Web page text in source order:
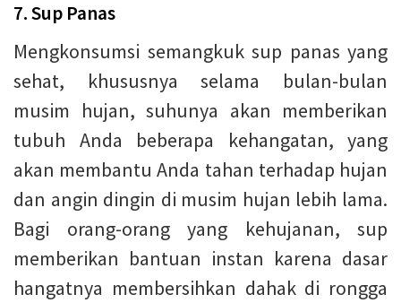
7. Sup Panas
Mengkonsumsi semangkuk sup panas yang
sehat, khususnya selama bulan-bulan
musim hujan, suhunya akan memberikan
tubuh Anda beberapa kehangatan, yang
akan membantu Anda tahan terhadap hujan
dan angin dingin di musim hujan lebih lama.
Bagi orang-orang yang kehujanan, sup
memberikan bantuan instan karena dasar
hangatnya membersihkan dahak di rongga